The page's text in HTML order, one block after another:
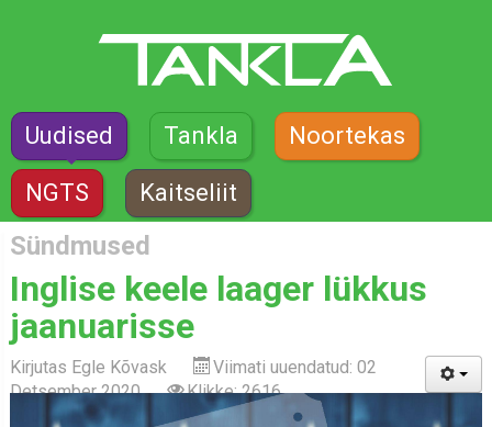
Uudised Tankla Noortekas
NGTS Kaitseliit
Sündmused
Inglise keele laager lükkus
jaanuarisse
Kirjutas Egle Kõvask
Viimati uuendatud: 02
Detsember 2020
Klikke: 2616